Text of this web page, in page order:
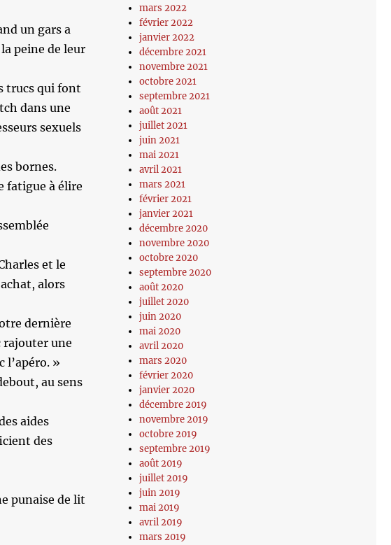
un gars a
peine de leur
trucs qui font
dans une
sexuels
bornes.
fatigue à élire
et le
alors
dernière
rajouter une
l’apéro. »
au sens
aides
des
punaise de lit
mars 2022
février 2022
janvier 2022
décembre 2021
novembre 2021
octobre 2021
septembre 2021
août 2021
juillet 2021
juin 2021
mai 2021
avril 2021
mars 2021
février 2021
janvier 2021
décembre 2020
novembre 2020
octobre 2020
septembre 2020
août 2020
juillet 2020
juin 2020
mai 2020
avril 2020
mars 2020
février 2020
janvier 2020
décembre 2019
novembre 2019
octobre 2019
septembre 2019
août 2019
juillet 2019
juin 2019
mai 2019
avril 2019
mars 2019